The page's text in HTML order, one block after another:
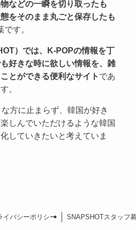
などの一瞬を切り取ったも
をそのまま丸ごと保存したも
す。
）では、K-POPの情報を丁
好きな時に欲しい情報を、雑
とができる便利なサイト であ
。
方に止まらず、韓国が好き
しんでいただけるような韓国
していきたいと考えていま
イバシーポリシー SNAPSHOTスタッフ